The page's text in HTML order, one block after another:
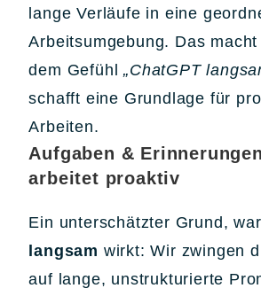
lange Verläufe in eine
Arbeitsumgebung. Das
dem Gefühl„ChatGPT
schafft eine Grundlage für
Arbeiten.
Aufgaben &
arbeitet proaktiv
Ein unterschätzter Grund,
langsam wirkt: Wir zwingen
auf lange, unstrukturierte